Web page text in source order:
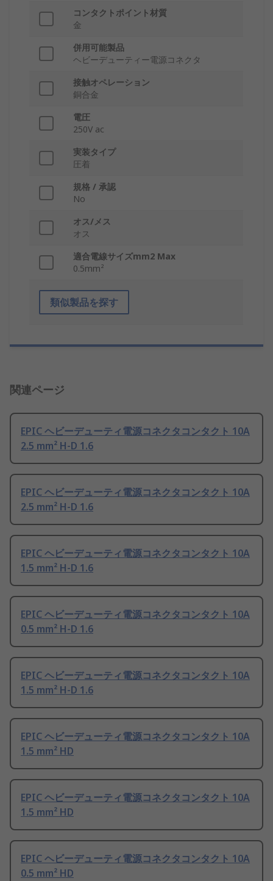
コンタクトポイント材質
金
併用可能製品
ヘビーデューティー電源コネクタ
接触オペレーション
銅合金
電圧
250V ac
実装タイプ
圧着
規格 / 承認
No
オス/メス
オス
適合電線サイズmm2 Max
0.5mm²
類似製品を探す
関連ページ
EPIC ヘビーデューティ電源コネクタコンタクト 10A
2.5 mm² H-D 1.6
EPIC ヘビーデューティ電源コネクタコンタクト 10A
2.5 mm² H-D 1.6
EPIC ヘビーデューティ電源コネクタコンタクト 10A
1.5 mm² H-D 1.6
EPIC ヘビーデューティ電源コネクタコンタクト 10A
0.5 mm² H-D 1.6
EPIC ヘビーデューティ電源コネクタコンタクト 10A
1.5 mm² H-D 1.6
EPIC ヘビーデューティ電源コネクタコンタクト 10A
1.5 mm² HD
EPIC ヘビーデューティ電源コネクタコンタクト 10A
1.5 mm² HD
EPIC ヘビーデューティ電源コネクタコンタクト 10A
0.5 mm² HD